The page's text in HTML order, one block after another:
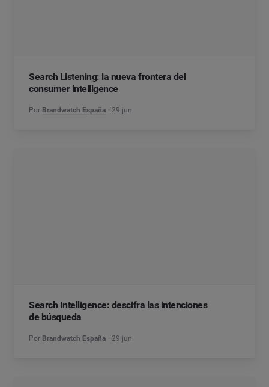
Search Listening: la nueva frontera del
consumer intelligence
Por Brandwatch España 29 jun
Search Intelligence: descifra las intenciones
de búsqueda
Por Brandwatch España 29 jun